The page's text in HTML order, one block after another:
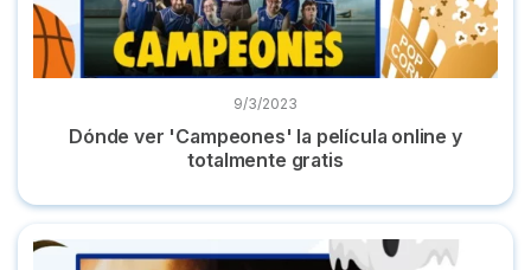
9/3/2023
Dónde ver 'Campeones' la película online y
totalmente gratis
Dónde ver 'Los Otros' online la película en castellano